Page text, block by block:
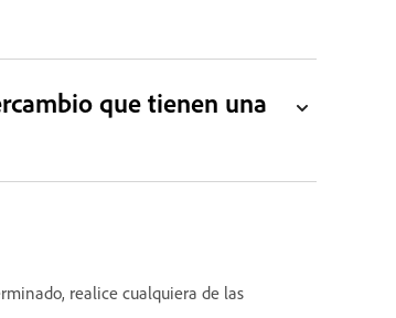
que tienen una
realice cualquiera de las